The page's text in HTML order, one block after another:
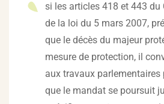
si les articles 418 et 443 du
de la loi du 5 mars 2007,
que le décès du majeur
mesure de protection, il
aux travaux parlementaires
que le mandat se poursuit